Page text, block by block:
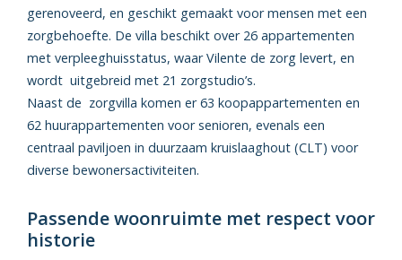
gerenoveerd, en geschikt gemaakt voor mensen met een
zorgbehoefte. De villa beschikt over 26 appartementen
met verpleeghuisstatus, waar Vilente de zorg levert, en
wordt uitgebreid met 21 zorgstudio’s.
Naast de zorgvilla komen er 63 koopappartementen en
62 huurappartementen voor senioren, evenals een
centraal paviljoen in duurzaam kruislaaghout (CLT) voor
diverse bewonersactiviteiten.
Passende woonruimte met respect voor
historie